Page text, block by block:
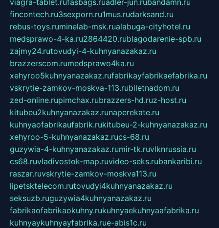
fincontech.ru3sexporn.ru1mus.rudarksand.ru
rebus-toys.ruminelab-msk.rualabuga-cityhotel.ru
medsprawo-4-ka.ru2864420.rublagodarenie-spb.ru
zajmy24.rutovudyi-4-kuhnyanazakaz.ru
brazzerscom.rumedsprawo4ka.ru
xehyroo5kuhnyanazakaz.rufabrikayfabrikaefabrika.ru
vskrytie-zamkov-moskva-113.rubiletnadom.ru
zed-online.rupimchax.rubrazzers-hd.ruz-host.ru
kitubeu2kuhnyanazakaz.runaperekate.ru
kuhnyaofabrikaufabrik.rukitubeu-2-kuhnyanazakaz.ru
xehyroo-5-kuhnyanazakaz.rucs-68.ru
guzywia-4-kuhnyanazakaz.rumir-tk.ruvlknrussia.ru
cs68.ruvladivostok-map.ruvideo-seks.rubankaribi.ru
raszar.ruvskrytie-zamkov-moskva113.ru
lipetsktelecom.rutovudyi4kuhnyanazakaz.ru
seksuzb.ruguzywia4kuhnyanazakaz.ru
fabrikaofabrikaokuhny.rukuhnyaekuhnyaafabrika.ru
kuhnyaykuhnyayfabrika.rue-abis1c.ru